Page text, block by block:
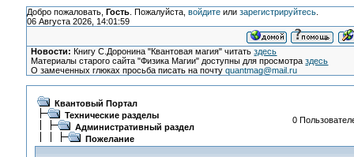
Добро пожаловать, Гость. Пожалуйста, войдитеили зарегистрируйтесь.
06 Августа 2026, 14:01:59
Новости: Книгу С.Доронина "Квантовая магия" читатьздесь
Материалы старого сайта "Физика Магии" доступны для просмотраздесь
О замеченных глюках просьба писать на почтуquantmag@mail.ru
Квантовый Портал
Технические разделы
Административный раздел
Пожелание
0